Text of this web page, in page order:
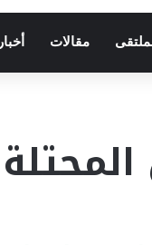
مقالات أخبار